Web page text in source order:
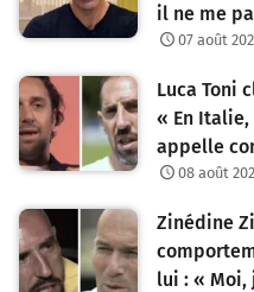
il ne me
07 août
Luca Toni
« En
appelle
08 août
Zinédine
lui : « Moi,